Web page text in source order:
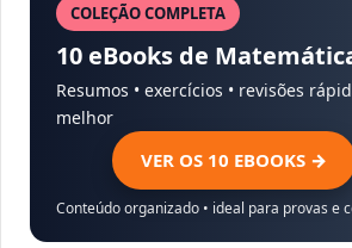
COLEÇÃO COMPLETA
10 eBooks de
Resumos • exercícios • revisões
melhor
VER OS 10 EBOOKS →
Conteúdo organizado • ideal para provas e